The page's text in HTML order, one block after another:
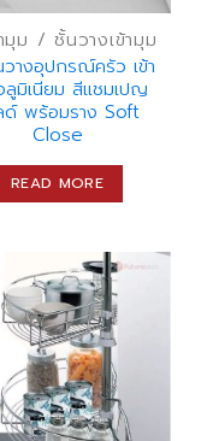
มุม / ชั้นวางเข้ามุม
างอุปกรณ์ครัว เข้า
มิเนียม สีแชมเปญ
ด์ พร้อมราง Soft
Close
READ MORE